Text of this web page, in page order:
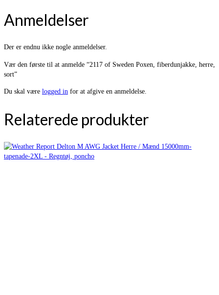
Anmeldelser
Der er endnu ikke nogle anmeldelser.
Vær den første til at anmelde “2117 of Sweden Poxen, fiberdunjakke, herre,
sort”
Du skal være logged in for at afgive en anmeldelse.
Relaterede produkter